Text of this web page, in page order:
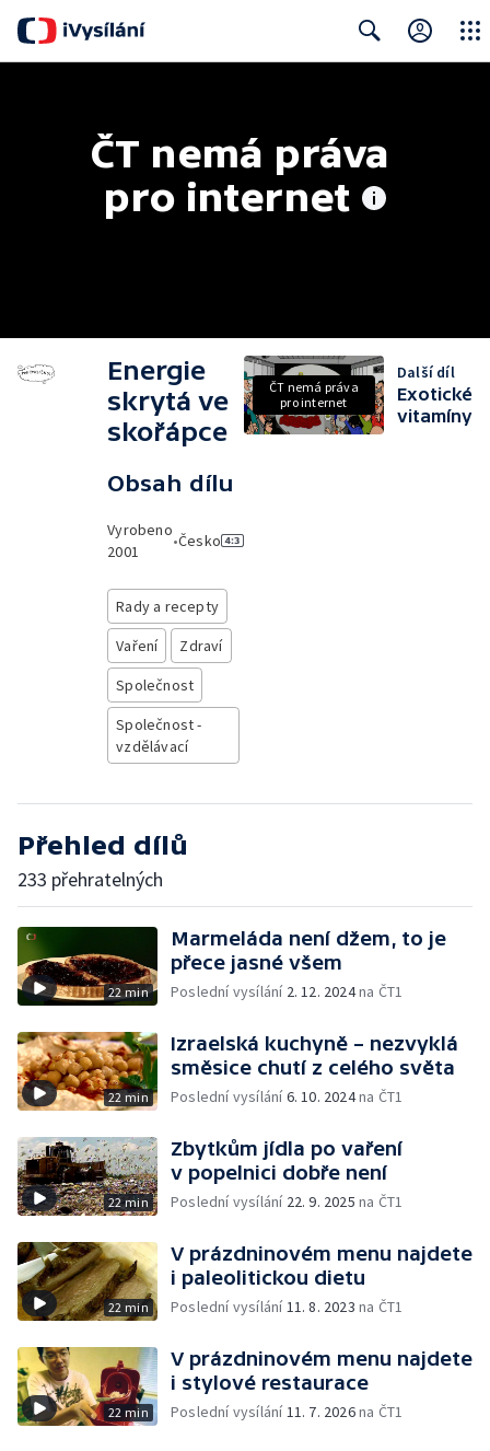
ČT nemá práva
pro internet
Energie
skrytá ve
skořápce
Obsah dílu
Vyrobeno
2001
•Česko
Rady a recepty
Vaření
Zdraví
Společnost
Společnost -
vzdělávací
ČT nemá práva
pro internet
Další díl
Exotické
vitamíny
Přehled dílů
233 přehratelných
22 min
Marmeláda není džem, to je
přece jasné všem
Poslední vysílání 2. 12. 2024na ČT1
22 min
Izraelská kuchyně – nezvyklá
směsice chutí z celého světa
Poslední vysílání6. 10. 2024na ČT1
22 min
Zbytkům jídla po vaření
v popelnici dobře není
Poslední vysílání 22. 9. 2025 na ČT1
22 min
V prázdninovém menu najdete
i paleolitickou dietu
Poslední vysílání11. 8. 2023 na ČT1
22 min
V prázdninovém menu najdete
i stylové restaurace
Poslední vysílání11. 7. 2026na ČT1